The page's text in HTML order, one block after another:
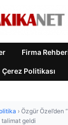
Firma
Çerez Politikası
› Özgür Özel’den
talimat geldi